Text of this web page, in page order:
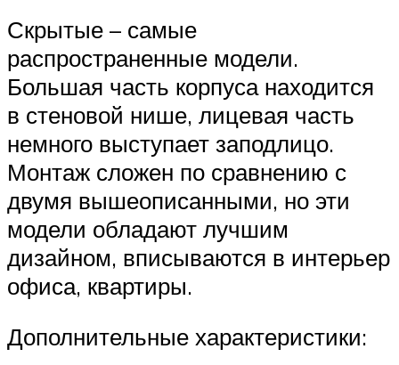
Скрытые – самые
распространенные модели.
Большая часть корпуса находится
в стеновой нише, лицевая часть
немного выступает заподлицо.
Монтаж сложен по сравнению с
двумя вышеописанными, но эти
модели обладают лучшим
дизайном, вписываются в интерьер
офиса, квартиры.
Дополнительные характеристики: